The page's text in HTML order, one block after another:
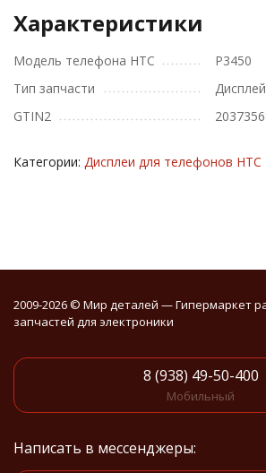
Характеристики
Модель телефона HTC
P3450
Тип запчасти
Дисплей
GTIN2
Категории: Дисплеи для телефонов HTC
2009-2026 © Мир деталей — Гипермаркет
запчастей для электроники
8 (938) 49-50-400
Мобильный
Написать в мессенджеры: